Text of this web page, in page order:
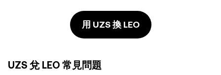
用 UZS 換 LEO
UZS 兌 LEO 常見問題